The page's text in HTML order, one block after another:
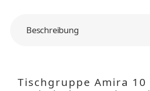
Beschreibung
Tischgruppe Amira 10